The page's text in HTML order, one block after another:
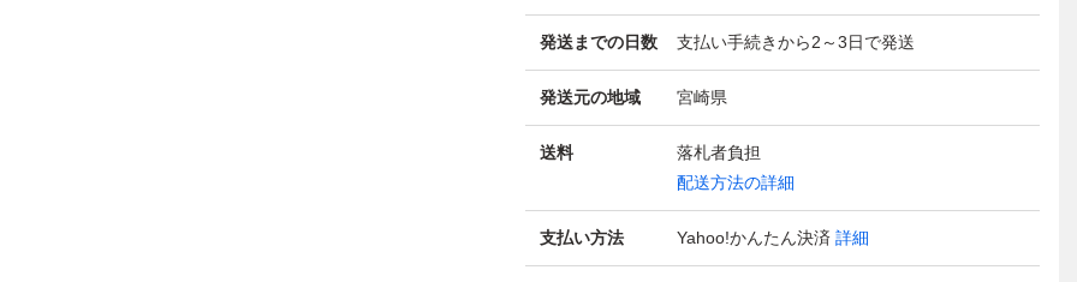
発送までの日数 支払い手続きから2～3日で発送
発送元の地域 宮崎県
送料
落札者負担
配送方法の詳細
支払い方法 Yahoo!かんたん決済 詳細